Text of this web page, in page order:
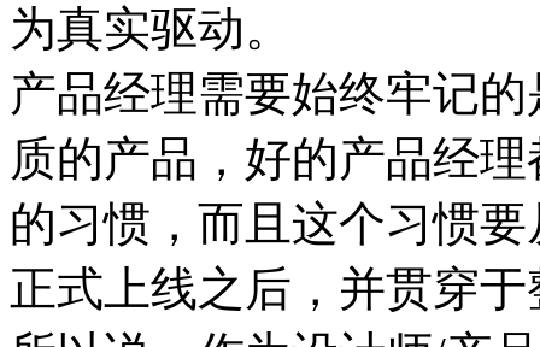
为真实驱动。
产品经理需要始终牢记
质的产品，好的产品经
的习惯，而且这个习惯
正式上线之后，并贯穿